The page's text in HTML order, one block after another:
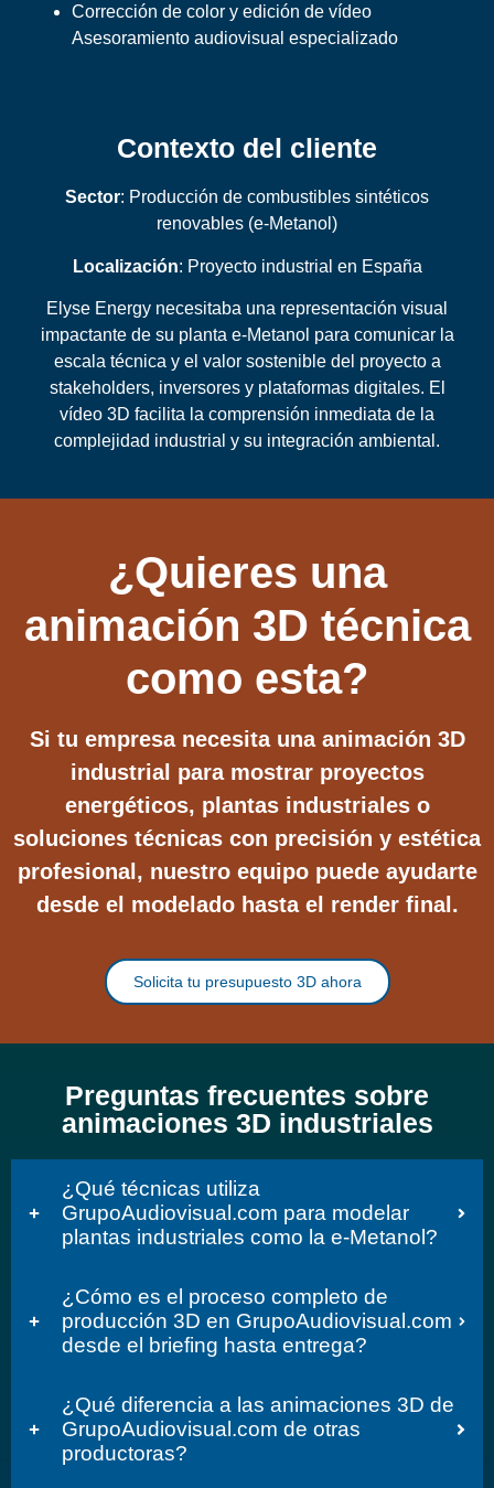
Corrección de color y edición de vídeo
Asesoramiento audiovisual especializado
Contexto del cliente
Sector: Producción de combustibles sintéticos
renovables (e-Metanol)
Localización: Proyecto industrial en España
Elyse Energy necesitaba una representación visual
impactante de su planta e-Metanol para comunicar la
escala técnica y el valor sostenible del proyecto a
stakeholders, inversores y plataformas digitales. El
vídeo 3D facilita la comprensión inmediata de la
complejidad industrial y su integración ambiental.
¿Quieres una
animación 3D técnica
como esta?
Si tu empresa necesita una animación 3D
industrial para mostrar proyectos
energéticos, plantas industriales o
soluciones técnicas con precisión y estética
profesional, nuestro equipo puede ayudarte
desde el modelado hasta el render final.
Solicita tu presupuesto 3D ahora
Preguntas frecuentes sobre
animaciones 3D industriales
¿Qué técnicas utiliza
GrupoAudiovisual.com para modelar
plantas industriales como la e-Metanol?
¿Cómo es el proceso completo de
producción 3D en GrupoAudiovisual.com
desde el briefing hasta entrega?
¿Qué diferencia a las animaciones 3D de
GrupoAudiovisual.com de otras
productoras?